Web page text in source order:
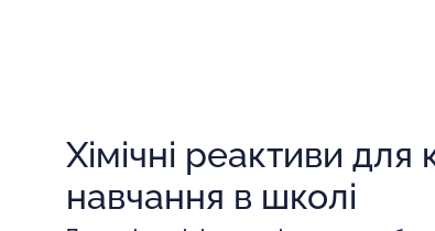
Хімічні реактиви для
навчання в школі